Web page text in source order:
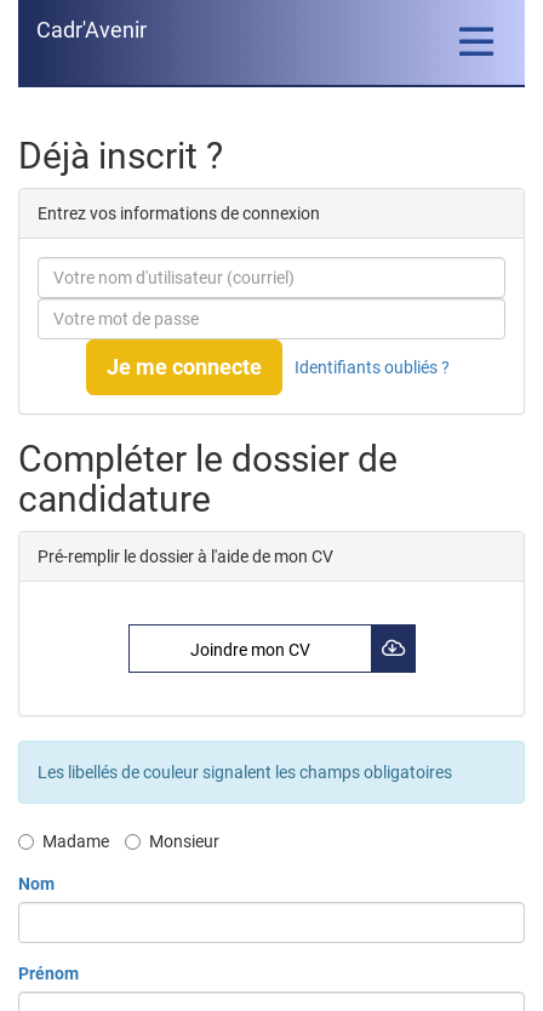
Toggle
Cadr'Avenir
Déjà inscrit ?
Entrez vos informations de connexion
Je me connecte Identifiants oubliés ?
Compléter le dossier de
candidature
Pré-remplir le dossier à l'aide de mon CV
Joindre mon CV
Les libellés de couleur signalent les champs obligatoires
CivilitéMadame Monsieur
Nom
Prénom